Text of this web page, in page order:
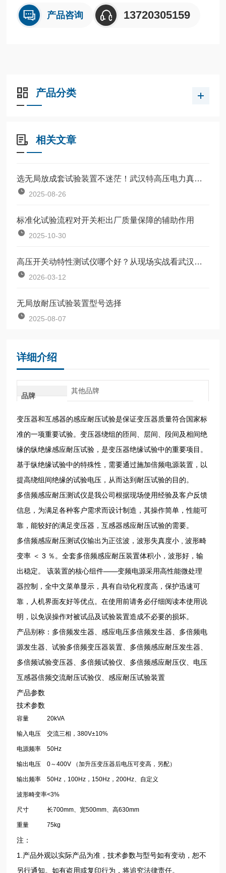
产品咨询 13720305159
产品分类
相关文章
选无局放成套试验装置不迷茫！武汉特高压电力真实案例见实效​
2025-08-26
标准化试验流程对开关柜出厂质量保障的辅助作用
2025-10-30
高压开关动特性测试仪哪个好？从现场实战看武汉特高压的解决方案
2026-03-12
无局放耐压试验装置型号选择
2025-08-07
详细介绍
品牌
其他品牌
变压器和互感器的感应耐压试验是保证变压器质量符合国家标
准的一项重要试验。变压器绕组的匝间、层间、段间及相间绝
缘的纵绝缘感应耐压试验，是变压器绝缘试验中的重要项目。
基于纵绝缘试验中的特殊性，需要通过施加倍频电源装置，以
提高绕组间绝缘的试验电压，从而达到耐压试验的目的。
多倍频感应耐压测试仪是我公司根据现场使用经验及客户反馈
信息，为满足各种客户需求而设计制造，其操作简单，性能可
靠，能较好的满足变压器，互感器感应耐压试验的需要。
多倍频感应耐压测试仪输出为正弦波，波形失真度小 , 波形畸
变率 ＜ 3 ％。全套多倍频感应耐压装置体积小，波形好，输
出稳定。 该装置的核心组件——变频电源采用高性能微处理
器控制，全中文菜单显示，具有自动化程度高，保护迅速可
靠，人机界面友好等优点。在使用前请务必仔细阅读本使用说
明，以免误操作对被试品及试验装置造成不必要的损坏。
产品别称：多倍频发生器、感应电压多倍频发生器、多倍频电
源发生器、试验多倍频变压器装置、多倍频感应耐压发生器、
多倍频试验变压器、多倍频试验仪、多倍频感应耐压仪、电压
互感器倍频交流耐压试验仪、感应耐压试验装置
产品参数
技术参数
容量 20kVA
输入电压 交流三相，380V±10%
电源频率 50Hz
输出电压 0～400V （加升压变压器后电压可变高，另配）
输出频率 50Hz，100Hz，150Hz，200Hz、自定义
波形畸变率<3%
尺寸 长700mm、宽500mm、高630mm
重量 75kg
注：
1.产品外观以实际产品为准，技术参数与型号如有变动，恕不
另行通知。如有盗用或复印行为，将追究法律责任。